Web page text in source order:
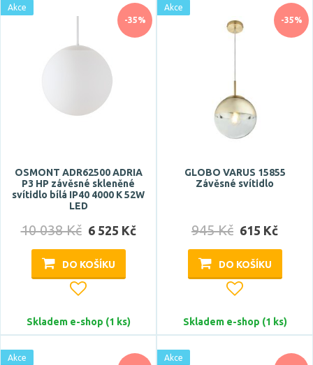
30 °
E14
E27
G4
GU10
Typ zdroje
LED
-35%
Akce
OSMONT ADR62500 ADRIA
P3 HP závěsné skleněné
svítidlo bílá IP40 4000 K 52W
LED
10 038 Kč 6 525 Kč
DO KOŠÍKU
Skladem e-shop (1 ks)
-35%
Akce
GLOBO VARUS 15855
Závěsné svítidlo
945 Kč 615 Kč
DO KOŠÍKU
Skladem e-shop (1 ks)
Akce Akce